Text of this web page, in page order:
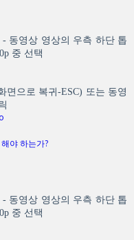
동영상 영상의 우측 하단 톱
중 선택
면으로 복귀-ESC) 또는 동영
야 하는가?
동영상 영상의 우측 하단 톱
중 선택